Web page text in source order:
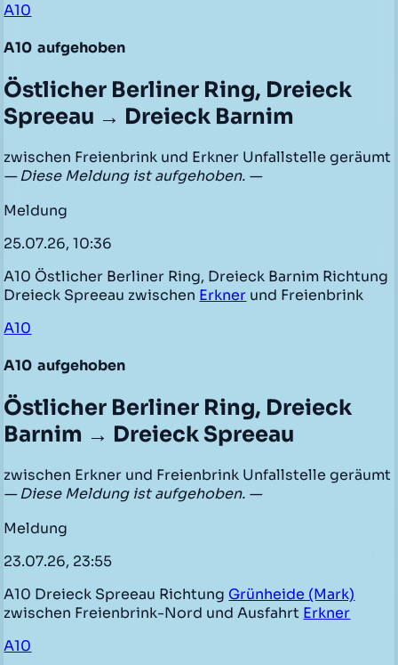
A10
A10 aufgehoben
Östlicher Berliner Ring, Dreieck
Spreeau → Dreieck Barnim
zwischen Freienbrink und Erkner Unfallstelle geräumt
— Diese Meldung ist aufgehoben. —
Meldung
25.07.26, 10:36
A10 Östlicher Berliner Ring, Dreieck Barnim Richtung
Dreieck Spreeau zwischen Erkner und Freienbrink
A10
A10 aufgehoben
Östlicher Berliner Ring, Dreieck
Barnim → Dreieck Spreeau
zwischen Erkner und Freienbrink Unfallstelle geräumt
— Diese Meldung ist aufgehoben. —
Meldung
23.07.26, 23:55
A10 Dreieck Spreeau Richtung Grünheide (Mark)
zwischen Freienbrink-Nord und Ausfahrt Erkner
A10